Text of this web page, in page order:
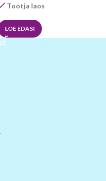
Tootja laos
LOE EDASI